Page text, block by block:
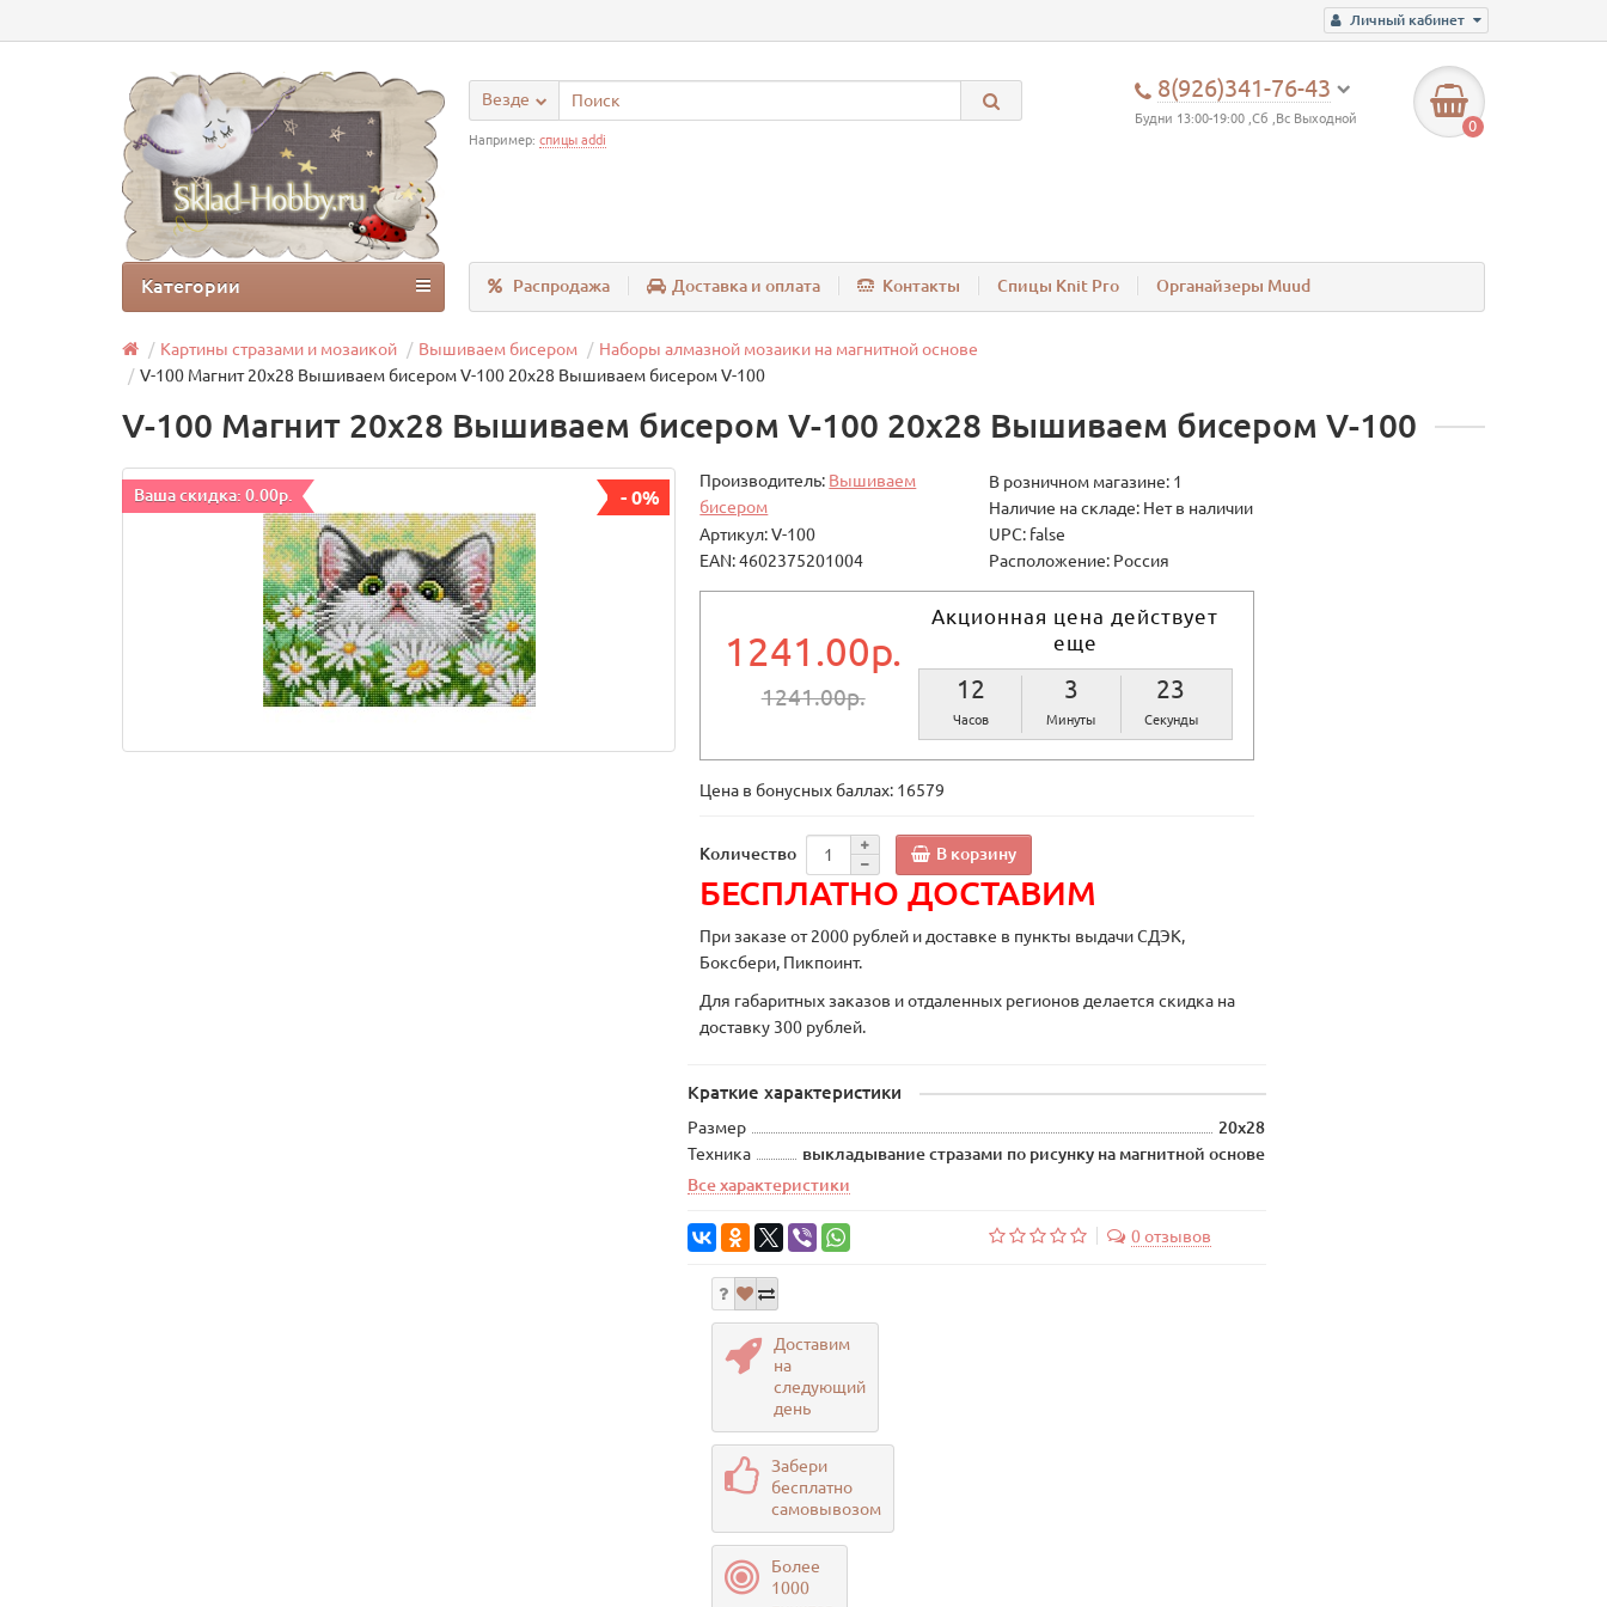
Личный кабинет
8(926)341-76-43
Будни 13:00-19:00 ,Сб ,Вс Выходной 0
Везде
Например: спицы addi
Распродажа Доставка и оплата Контакты Спицы Knit Pro Органайзеры Muud
Категории
Картины стразами и мозаикой Вышиваем бисером
Наборы алмазной мозаики на магнитной основе
V-100 Магнит 20х28 Вышиваем бисером V-100 20х28 Вышиваем бисером V-100
V-100 Магнит 20х28 Вышиваем бисером V-100 20х28 Вышиваем бисером V-100
Ваша скидка: 0.00р. - 0%
Производитель: Вышиваем
бисером
В розничном магазине: 1
Наличие на складе: Нет в наличии
Артикул: V-100
UPC: false
EAN: 4602375201004
Расположение: Россия
1241.00р.
1241.00р.
Акционная цена действует
еще
12
Часов
3
Минуты
23
Секунды
Цена в бонусных баллах: 16579
Количество В корзину
БЕСПЛАТНО ДОСТАВИМ
При заказе от 2000 рублей и доставке в пункты выдачи СДЭК,
Боксбери, Пикпоинт.
Для габаритных заказов и отдаленных регионов делается скидка на
доставку 300 рублей.
Краткие характеристики
Размер
20х28
Техника
выкладывание стразами по рисунку на магнитной основе
Все характеристики
0 отзывов
Доставим
на
следующий
день
Забери
бесплатно
самовывозом
Более
1000